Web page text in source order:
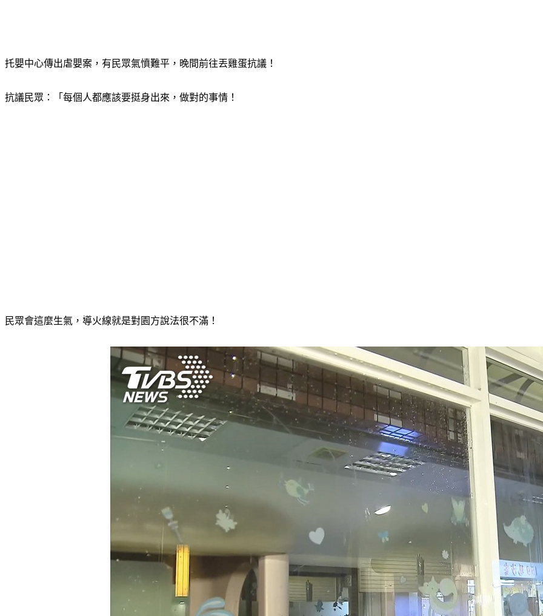
托嬰中心傳出虐嬰案，有民眾氣憤難平，晚間前往丟雞蛋抗議！
抗議民眾：「每個人都應該要挺身出來，做對的事情！
民眾會這麼生氣，導火線就是對園方說法很不滿！